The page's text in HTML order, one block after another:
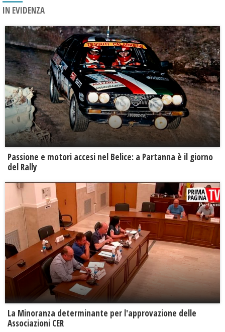
IN EVIDENZA
Passione e motori accesi nel Belice: a Partanna è il giorno
del Rally
La Minoranza determinante per l'approvazione delle
Associazioni CER